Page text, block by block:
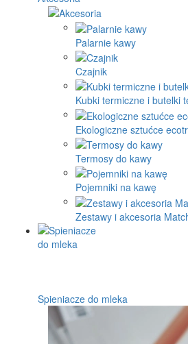
Palarnie kawy
Czajnik
Kubki termiczne i butelki
Ekologiczne sztućce
Termosy do kawy
Pojemniki na kawę
Zestawy i akcesoria
Spieniacze do mleka